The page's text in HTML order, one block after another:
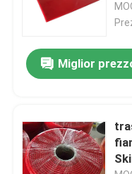
Miglior